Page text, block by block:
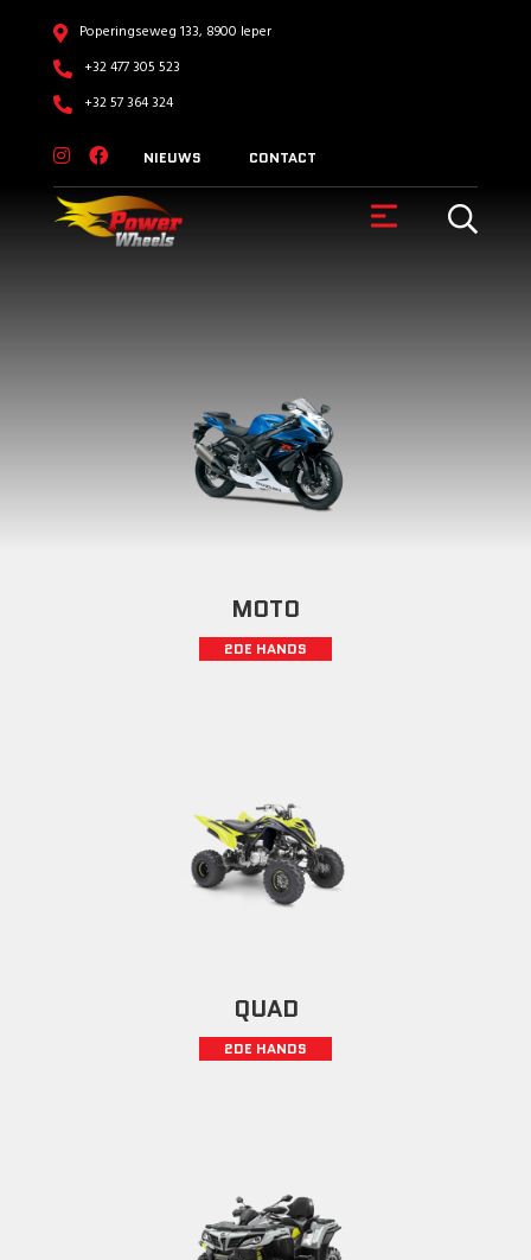
Poperingseweg 133, 8900 Ieper
+32 477 305 523
+32 57 364 324
NIEUWS CONTACT
MOTO
2DE HANDS
QUAD
2DE HANDS